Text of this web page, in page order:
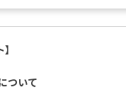
ついて